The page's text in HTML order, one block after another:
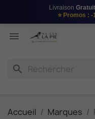
Livraison
⭐ Promos : -

search
Accueil Marques